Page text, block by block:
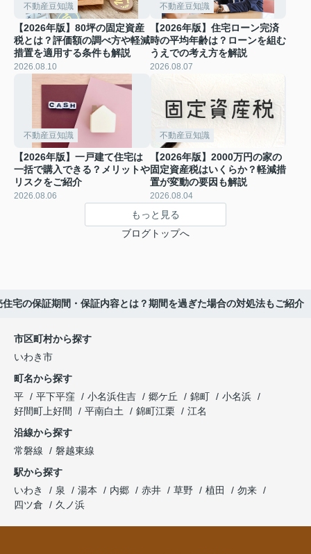
不動産豆知識
【2026年版】80坪の固定資産
税とは？評価額の調べ方や軽減
措置を適用する条件も解説
2026.08.10
不動産豆知識
【2026年版】住宅ローン完済
時の平均年齢は？ローンを組む
うえでの考え方を解説
2026.08.07
不動産豆知識
【2026年版】一戸建て住宅は
一括で購入できる？メリットや
リスクをご紹介
2026.08.06
不動産豆知識
【2026年版】2000万円の家の
固定資産税はいくらか？軽減措
置が変動の要因も解説
2026.08.04
もっと見る
ブログトップへ
宅の保証期間・保証内容とは？期間を過ぎた場合の対処法もご紹介
市区町村から探す
いわき市
町名から探す
平
平下平窪 小名浜住吉 郷ケ丘 錦町
小名浜
好間町上好間
平南白土 錦町江栗
江名
沿線から探す
常磐線
磐越東線
駅から探す
いわき
泉 湯本 内郷 赤井 草野 植田
勿来
四ツ倉
久ノ浜